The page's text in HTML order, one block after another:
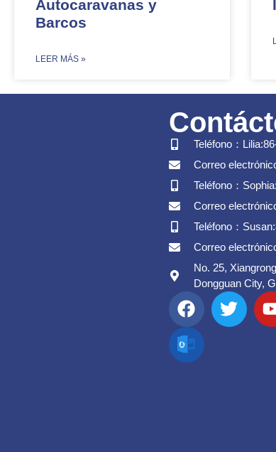
Autocaravanas y
Barcos
​LEER MÁS »
Teléfono：
Correo
Teléfono：
Correo
Teléfono：
Correo
No. 25,
Dongguan City,